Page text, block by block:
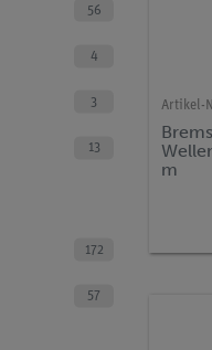
56
4
3
13
172
57
Artikel-
m